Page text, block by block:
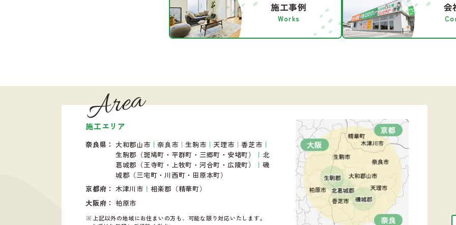
施工事例
Works
会
Area
施工エリア
奈良県 大和郡山市 ｜奈良市 ｜生駒市 ｜ 天理市 ｜香芝市 ｜
生駒郡（斑鳩町・平群町・ 三郷町・安堵町） ｜ 北
葛城郡（王寺町・上牧町 ・河合町・広陵町） ｜ 磯
城郡（三宅町・川西町・ 田原本町）
京都府
木津川市 ｜ 相楽郡（精華町）
大阪府
柏原市
上記以外の地域にお住まいの方も、可能な限り対応いたします。